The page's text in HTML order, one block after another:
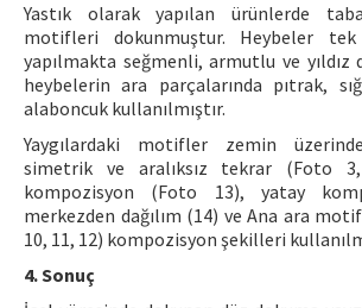
Yastık olarak yapılan ürünlerde
motifleri dokunmuştur. Heybeler
yapılmakta seğmenli, armutlu ve yıldız
heybelerin ara parçalarında pıtrak,
alaboncuk kullanılmıştır.
Yaygılardaki motifler zemin
simetrik ve aralıksız tekrar (Foto
kompozisyon (Foto 13), yatay
merkezden dağılım (14) ve Ana ara
10, 11, 12) kompozisyon şekilleri
4. Sonuç